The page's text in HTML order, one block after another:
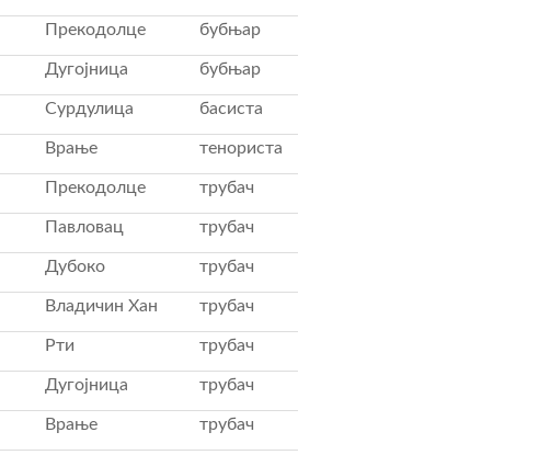
Прекодолце бубњар
Дугојница бубњар
Сурдулица басиста
Врање тенориста
Прекодолце трубач
Павловац трубач
Дубоко трубач
Владичин Хан трубач
Рти трубач
Дугојница трубач
Врање трубач